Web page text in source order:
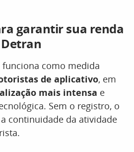
garantir sua renda
funciona como medida
de aplicativo, em
mais intensa e
Sem o registro, o
continuidade da atividade